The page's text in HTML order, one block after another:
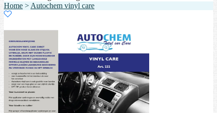
Home > Autochem vinyl care